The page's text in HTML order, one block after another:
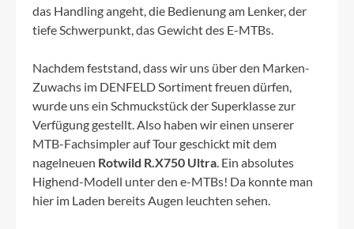
das Handling angeht, die Bedienung am Lenker, der
tiefe Schwerpunkt, das Gewicht des E-MTBs.
Nachdem feststand, dass wir uns über den Marken-
Zuwachs im DENFELD Sortiment freuen dürfen,
wurde uns ein Schmuckstück der Superklasse zur
Verfügung gestellt. Also haben wir einen unserer
MTB-Fachsimpler auf Tour geschickt mit dem
nagelneuen Rotwild R.X750 Ultra. Ein absolutes
Highend-Modell unter den e-MTBs! Da konnte man
hier im Laden bereits Augen leuchten sehen.